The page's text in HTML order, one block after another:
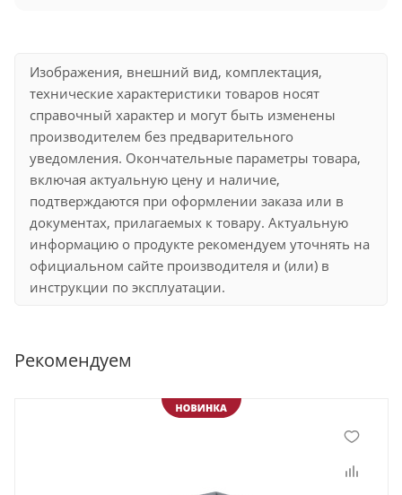
Изображения, внешний вид, комплектация,
технические характеристики товаров носят
справочный характер и могут быть изменены
производителем без предварительного
уведомления. Окончательные параметры товара,
включая актуальную цену и наличие,
подтверждаются при оформлении заказа или в
документах, прилагаемых к товару. Актуальную
информацию о продукте рекомендуем уточнять на
официальном сайте производителя и (или) в
инструкции по эксплуатации.
Рекомендуем